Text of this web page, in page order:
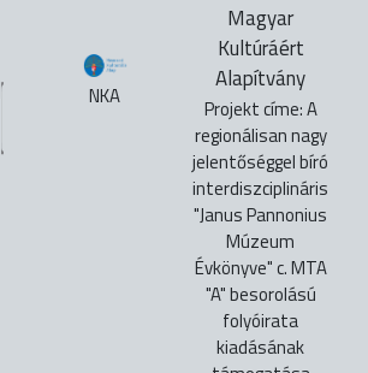
NKA
Magyar
Kultúráért
Alapítvány
Projekt címe: A
regionálisan nagy
jelentőséggel bíró
interdiszciplináris
"Janus Pannonius
Múzeum
Évkönyve" c. MTA
"A" besorolású
folyóirata
kiadásának